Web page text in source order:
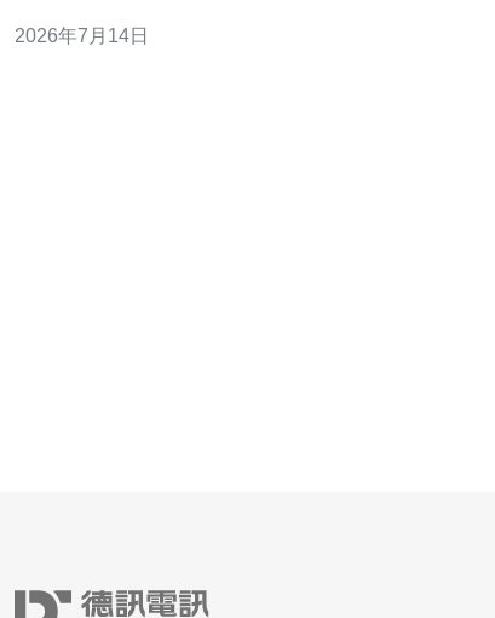
方式，而非仅依赖短信。 对于远程管理，禁用密码登录，
2026年7月14日